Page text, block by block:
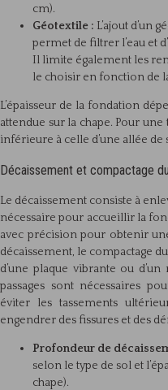
cm).
Géotextile : L’ajout d’un
permet de filtrer l’eau et
Il limite également les
le choisir en fonction de
L’épaisseur de la fondation
attendue sur la chape. Pour une
inférieure à celle d’une allée
Décaissement et compactage
Le décaissement consiste à
nécessaire pour accueillir la
avec précision pour obtenir
décaissement, le compactage
d’une plaque vibrante ou
passages sont nécessaires
éviter les tassements
engendrer des fissures et des
Profondeur de
selon le type de sol et
chape).